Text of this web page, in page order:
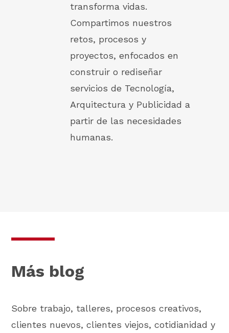
transforma vidas.
Compartimos nuestros
retos, procesos y
proyectos, enfocados en
construir o rediseñar
servicios de Tecnología,
Arquitectura y Publicidad a
partir de las necesidades
humanas.
Más blog
Sobre trabajo, talleres, procesos creativos,
clientes nuevos, clientes viejos, cotidianidad y